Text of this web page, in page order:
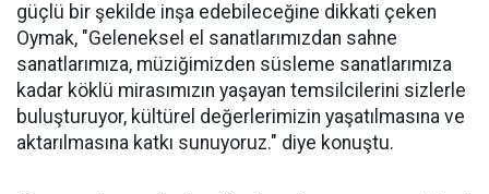
güçlü bir şekilde inşa edebileceğine dikkati çeken
Oymak, "Geleneksel el sanatlarımızdan sahne
sanatlarımıza, müziğimizden süsleme sanatlarımıza
kadar köklü mirasımızın yaşayan temsilcilerini sizlerle
buluşturuyor, kültürel değerlerimizin yaşatılmasına ve
aktarılmasına katkı sunuyoruz." diye konuştu.